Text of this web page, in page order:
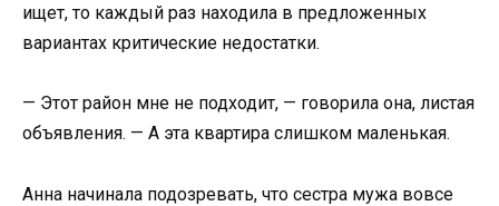
ищет, то каждый раз находила в предложенных
вариантах критические недостатки.
— Этот район мне не подходит, — говорила она, листая
объявления. — А эта квартира слишком маленькая.
Анна начинала подозревать, что сестра мужа вовсе